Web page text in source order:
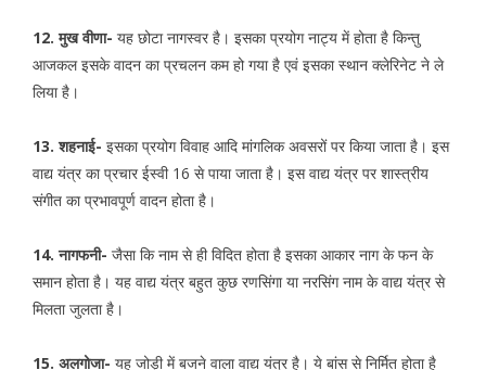
12. मुख वीणा- यह छोटा नागस्वर है। इसका प्रयोग नाट्य में होता है किन्तु
आजकल इसके वादन का प्रचलन कम हो गया है एवं इसका स्थान क्लेरिनेट ने ले
लिया है।
13. शहनाई- इसका प्रयोग विवाह आदि मांगलिक अवसरों पर किया जाता है। इस
वाद्य यंत्र का प्रचार ईस्वी 16 से पाया जाता है। इस वाद्य यंत्र पर शास्त्रीय
संगीत का प्रभावपूर्ण वादन होता है।
14. नागफनी- जैसा कि नाम से ही विदित होता है इसका आकार नाग के फन के
समान होता है। यह वाद्य यंत्र बहुत कुछ रणसिंगा या नरसिंग नाम के वाद्य यंत्र से
मिलता जुलता है।
15. अलगोजा- यह जोड़ी में बजने वाला वाद्य यंत्र है। ये बांस से निर्मित होता है